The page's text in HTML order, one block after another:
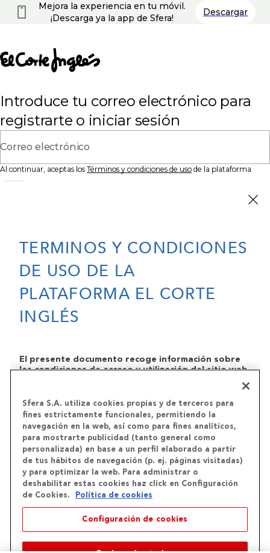
Introduce tu correo electrónico para
registrarte o iniciar sesión
Correo electrónico
Al continuar, aceptas los Términos y condiciones de uso de la plataforma
Mejora la experiencia en tu móvil.
¡Descarga ya la app de Sfera!
Descargar